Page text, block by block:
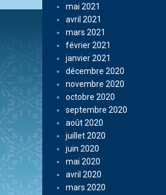
mai 2021
avril 2021
mars 2021
février 2021
janvier 2021
décembre 2020
novembre 2020
octobre 2020
septembre 2020
août 2020
juillet 2020
juin 2020
mai 2020
avril 2020
mars 2020